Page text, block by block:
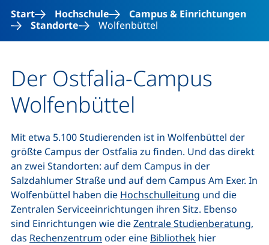
Start
Hochschule
Campus & Einrichtungen
Standorte
Wolfenbüttel
Der Ostfalia-Campus
Wolfenbüttel
Mit etwa 5.100 Studierenden ist in Wolfenbüttel der
größte Campus der Ostfalia zu finden. Und das direkt
an zwei Standorten: auf dem Campus in der
Salzdahlumer Straße und auf dem Campus Am Exer. In
Wolfenbüttel haben die Hochschulleitung und die
Zentralen Serviceeinrichtungen ihren Sitz. Ebenso
sind Einrichtungen wie dieZentrale Studienberatung,
das Rechenzentrum oder eine Bibliothek hier